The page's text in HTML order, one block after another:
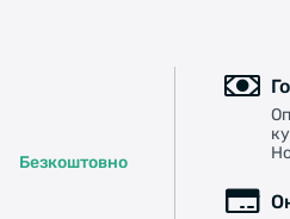
Безкоштовно